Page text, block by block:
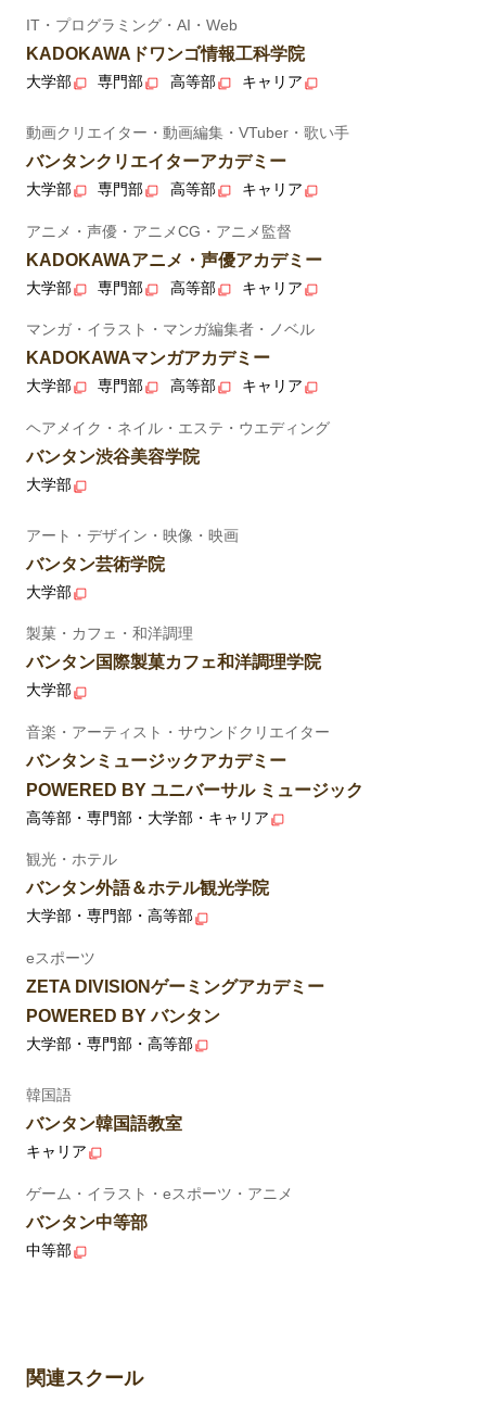
IT・プログラミング・AI・Web
KADOKAWAドワンゴ情報工科学院
大学部 専門部 高等部 キャリア
動画クリエイター・動画編集・VTuber・歌い手
バンタンクリエイターアカデミー
大学部 専門部 高等部 キャリア
アニメ・声優・アニメCG・アニメ監督
KADOKAWAアニメ・声優アカデミー
大学部 専門部 高等部 キャリア
マンガ・イラスト・マンガ編集者・ノベル
KADOKAWAマンガアカデミー
大学部 専門部 高等部 キャリア
ヘアメイク・ネイル・エステ・ウエディング
バンタン渋谷美容学院
大学部
アート・デザイン・映像・映画
バンタン芸術学院
大学部
製菓・カフェ・和洋調理
バンタン国際製菓カフェ和洋調理学院
大学部
音楽・アーティスト・サウンドクリエイター
バンタンミュージックアカデミー
POWERED BY ユニバーサル ミュージック
高等部・専門部・大学部・キャリア
観光・ホテル
バンタン外語＆ホテル観光学院
大学部・専門部・高等部
eスポーツ
ZETA DIVISIONゲーミングアカデミー
POWERED BY バンタン
大学部・専門部・高等部
韓国語
バンタン韓国語教室
キャリア
ゲーム・イラスト・eスポーツ・アニメ
バンタン中等部
中等部
関連スクール